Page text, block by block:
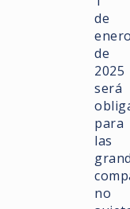
de
de
2025
será
para
las
no